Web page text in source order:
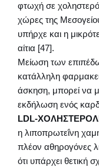
φτωχή σε
χώρες της
υπήρχε και η
αίτια [47].
Μείωση των
κατάλληλη
άσκηση, μπορεί να
εκδήλωση ενός
LDL-
η λιποπρωτεΐνη
πλέον αθηρογόνες
ότι υπάρχει θετική